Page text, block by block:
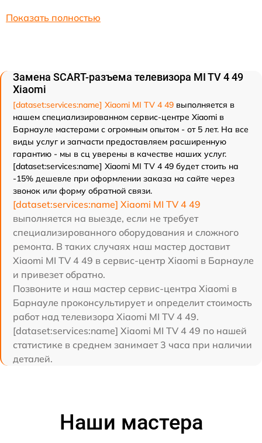
Показать полностью
Замена SCART-разъема телевизора MI TV 4 49
Xiaomi
[dataset:services:name] Xiaomi MI TV 4 49 выполняется в
нашем специализированном сервис-центре Xiaomi в
Барнауле мастерами с огромным опытом - от 5 лет. На все
виды услуг и запчасти предоставляем расширенную
гарантию - мы в сц уверены в качестве наших услуг.
[dataset:services:name] Xiaomi MI TV 4 49 будет стоить на
-15% дешевле при оформлении заказа на сайте через
звонок или форму обратной связи.
[dataset:services:name] Xiaomi MI TV 4 49
выполняется на выезде, если не требует
специализированного оборудования и сложного
ремонта. В таких случаях наш мастер доставит
Xiaomi MI TV 4 49 в сервис-центр Xiaomi в Барнауле
и привезет обратно.
Позвоните и наш мастер сервис-центра Xiaomi в
Барнауле проконсультирует и определит стоимость
работ над телевизора Xiaomi MI TV 4 49.
[dataset:services:name] Xiaomi MI TV 4 49 по нашей
статистике в среднем занимает 3 часа при наличии
деталей.
Наши мастера